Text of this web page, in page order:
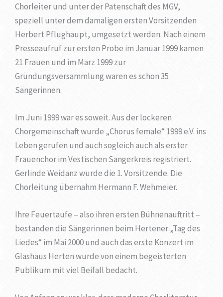
Chorleiter und unter der Patenschaft des MGV,
speziell unter dem damaligen ersten Vorsitzenden
Herbert Pflughaupt, umgesetzt werden. Nach einem
Presseaufruf zur ersten Probe im Januar 1999 kamen
21 Frauen und im März 1999 zur
Gründungsversammlung waren es schon 35
Sängerinnen.
Im Juni 1999 war es soweit. Aus der lockeren
Chorgemeinschaft wurde „Chorus female“ 1999 e.V. ins
Leben gerufen und auch sogleich auch als erster
Frauenchor im Vestischen Sängerkreis registriert.
Gerlinde Weidanz wurde die 1. Vorsitzende. Die
Chorleitung übernahm Hermann F. Wehmeier.
Ihre Feuertaufe – also ihren ersten Bühnenauftritt –
bestanden die Sängerinnen beim Hertener „Tag des
Liedes“ im Mai 2000 und auch das erste Konzert im
Glashaus Herten wurde von einem begeisterten
Publikum mit viel Beifall bedacht.